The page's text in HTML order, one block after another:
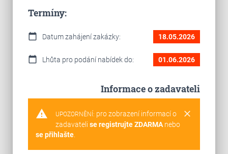
Termíny:
calendar_today Datum zahájení zakázky: 18.05.2026
calendar_today Lhůta pro podání nabídek do: 01.06.2026
Informace o zadavateli
warning clear
UPOZORNĚNÍ: pro zobrazení informací o
zadavateli se registrujte ZDARMAnebo
se přihlašte.